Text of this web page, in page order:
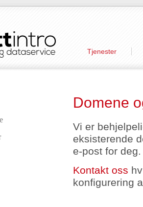
Tjenester
Domene
Vi er
eksisterende
e-post for deg.
Kontakt oss
konfigurering